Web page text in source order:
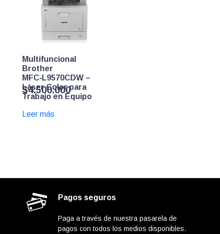
Multifuncional
Brother
MFC‑L9570CDW –
Láser Color para
Trabajo en Equipo
$4.500.000
Leer más
Pagos seguros
Paga a través de nuestra pasarela de
pagos con todos los medios disponibles.